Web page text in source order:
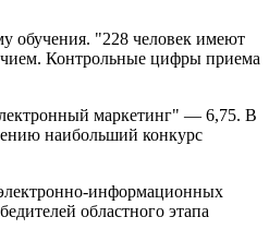
обучения. "228 человек имеют
Контрольные цифры приема
маркетинг" — 6,75. В
наибольший конкурс
информационных
областного этапа